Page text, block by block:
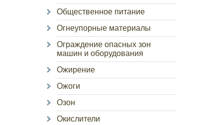
Общественное питание
Огнеупорные материалы
Ограждение опасных зон
машин и оборудования
Ожирение
Ожоги
Озон
Окислители